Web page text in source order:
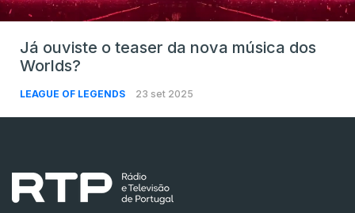
Já ouviste o teaser da nova música dos
Worlds?
LEAGUE OF LEGENDS 23 set 2025